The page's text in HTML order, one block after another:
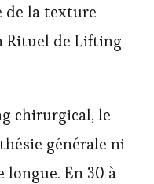
de la texture
Rituel de Lifting
chirurgical, le
générale ni
longue. En 30 à